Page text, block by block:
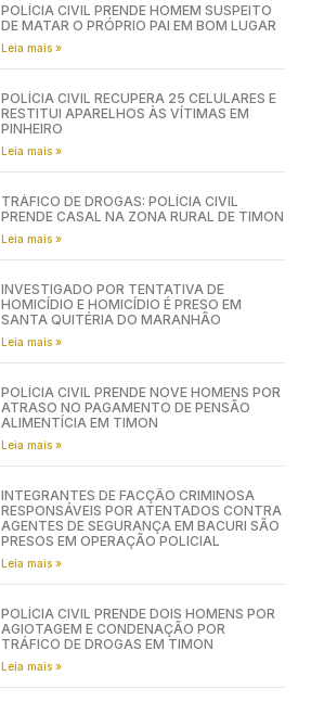
POLÍCIA CIVIL PRENDE HOMEM SUSPEITO
DE MATAR O PRÓPRIO PAI EM BOM LUGAR
Leia mais »
POLÍCIA CIVIL RECUPERA 25 CELULARES E
RESTITUI APARELHOS ÀS VÍTIMAS EM
PINHEIRO
Leia mais »
TRÁFICO DE DROGAS: POLÍCIA CIVIL
PRENDE CASAL NA ZONA RURAL DE TIMON
Leia mais »
INVESTIGADO POR TENTATIVA DE
HOMICÍDIO E HOMICÍDIO É PRESO EM
SANTA QUITÉRIA DO MARANHÃO
Leia mais »
POLÍCIA CIVIL PRENDE NOVE HOMENS POR
ATRASO NO PAGAMENTO DE PENSÃO
ALIMENTÍCIA EM TIMON
Leia mais »
INTEGRANTES DE FACÇÃO CRIMINOSA
RESPONSÁVEIS POR ATENTADOS CONTRA
AGENTES DE SEGURANÇA EM BACURI SÃO
PRESOS EM OPERAÇÃO POLICIAL
Leia mais »
POLÍCIA CIVIL PRENDE DOIS HOMENS POR
AGIOTAGEM E CONDENAÇÃO POR
TRÁFICO DE DROGAS EM TIMON
Leia mais »